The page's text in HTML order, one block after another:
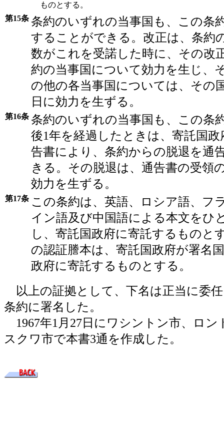
ものとする。
第15条 条約のいずれの当事国も、この条
することができる。改正は、条約
数がこれを受諾した時に、その改
約の当事国について効力を生じ、
の他の各当事国については、その
日に効力を生ずる。
第16条 条約のいずれの当事国も、この条
後1年を経過したときは、寄託国
告書により、条約からの脱退を通
きる。その脱退は、通告書の受領
効力を生ずる。
第17条 この条約は、英語、ロシア語、フ
イン語及び中国語による本文をひ
し、寄託国政府に寄託するものと
の認証謄本は、寄託国政府が署名
政府に寄託するものとする。
以上の証拠として、下名は正当に委
条約に署名した。
1967年1月27日にワシントン市、ロン
スクワ市で本書3通を作成した。